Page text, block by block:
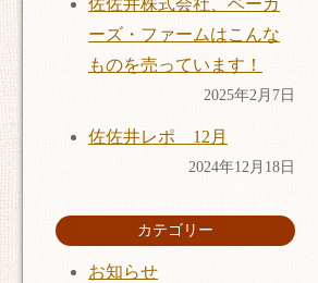
佐佐井株式会社、ベーカ
ーズ・ファームはこんな
ものを売っています！
2025年2月7日
佐佐井レポ 12月
2024年12月18日
カテゴリー
お知らせ